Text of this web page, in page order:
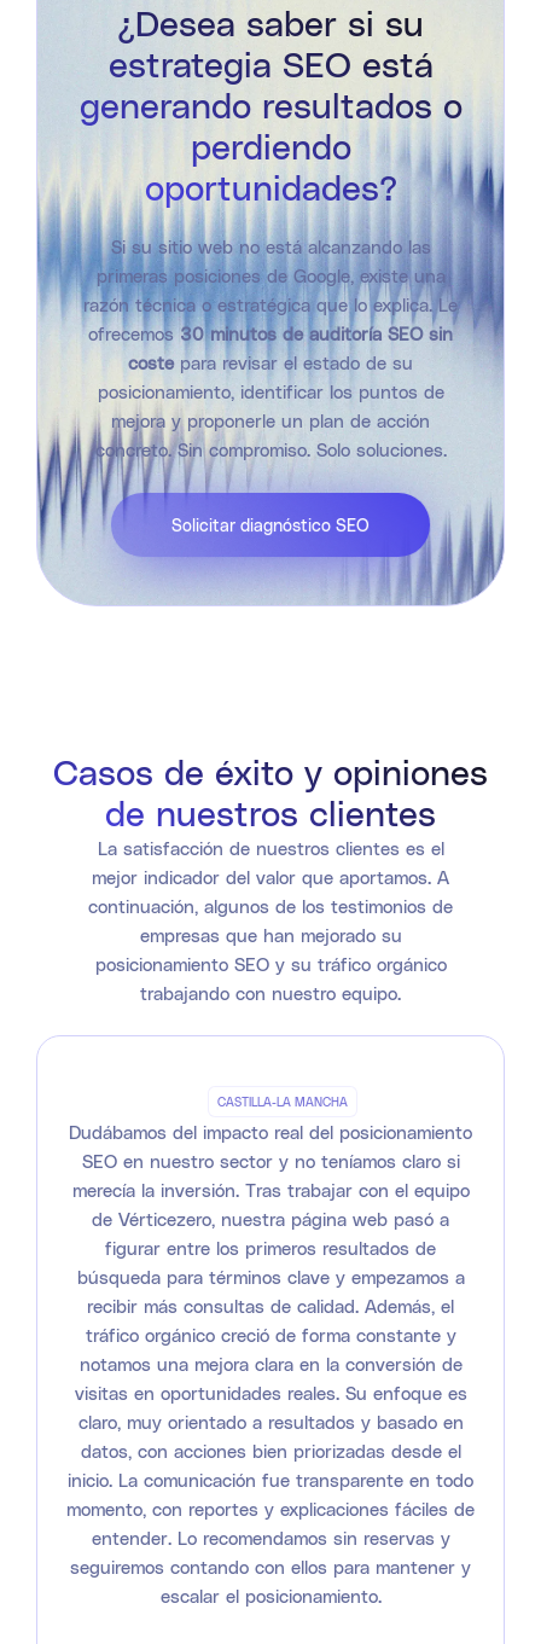
¿Desea saber si su
estrategia SEO está
generando resultados o
perdiendo
oportunidades?
Si su sitio web no está alcanzando las
primeras posiciones de Google, existe una
razón técnica o estratégica que lo explica. Le
ofrecemos30 minutos de auditoría SEO sin
costepara revisar el estado de su
posicionamiento, identificar los puntos de
mejora y proponerle un plan de acción
concreto. Sin compromiso. Solo soluciones.
Solicitar diagnóstico SEO
Casos de éxito y opiniones
de nuestros clientes
La satisfacción de nuestros clientes es el
mejor indicador del valor que aportamos. A
continuación, algunos de los testimonios de
empresas que han mejorado su
posicionamiento SEO y su tráfico orgánico
trabajando con nuestro equipo.
CASTILLA-LA MANCHA
Dudábamos del impacto real del posicionamiento
SEO en nuestro sector y no teníamos claro si
merecía la inversión. Tras trabajar con el equipo
de Vérticezero, nuestra página web pasó a
figurar entre los primeros resultados de
búsqueda para términos clave y empezamos a
recibir más consultas de calidad. Además, el
tráfico orgánico creció de forma constante y
notamos una mejora clara en la conversión de
visitas en oportunidades reales. Su enfoque es
claro, muy orientado a resultados y basado en
datos, con acciones bien priorizadas desde el
inicio. La comunicación fue transparente en todo
momento, con reportes y explicaciones fáciles de
entender. Lo recomendamos sin reservas y
seguiremos contando con ellos para mantener y
escalar el posicionamiento.